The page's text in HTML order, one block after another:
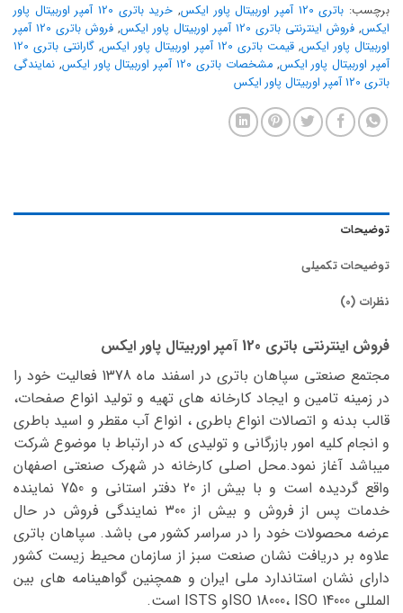
برچسب: باتری 120 آمپر اوربیتال پاور ایکس ,
خرید باتری 120 آمپر اوربیتال پاور
ایکس, فروش اینترنتی باتری 120 آمپر اوربیتال پاور ایکس ,
فروش باتری 120 آمپر
اوربیتال پاور ایکس,قیمت باتری 120 آمپر اوربیتال پاور ایکس ,
گارانتی باتری 120
آمپر اوربیتال پاور ایکس,مشخصات باتری 120 آمپر اوربیتال پاور ایکس , نمایندگی
باتری 120 آمپر اوربیتال پاور ایکس
توضیحات
توضیحات تکمیلی
نظرات (0)
فروش اینترنتی باتری 120 آمپر اوربیتال پاور ایکس
مجتمع صنعتی سپاهان باتری در اسفند ماه 1378 فعالیت خود را
در زمینه تامین و ایجاد کارخانه های تهیه و تولید انواع صفحات،
قالب بدنه و اتصالات انواع باطری ، انواع آب مقطر و اسید باطری
و انجام کلیه امور بازرگانی و تولیدی که در ارتباط با موضوع شرکت
میباشد آغاز نمود.محل اصلی کارخانه در شهرک صنعتی اصفهان
واقع گردیده است و با بیش از 20 دفتر استانی و 750 نماینده
خدمات پس از فروش و بیش از 300 نمایندگی فروش در حال
عرضه محصولات خود را در سراسر کشور می باشد. سپاهان باتری
علاوه بر دریافت نشان صنعت سبز از سازمان محیط زیست کشور
دارای نشان استاندارد ملی ایران و همچنین گواهینامه های بین
المللی ISO 18000، ISO 14000و ISTS است.